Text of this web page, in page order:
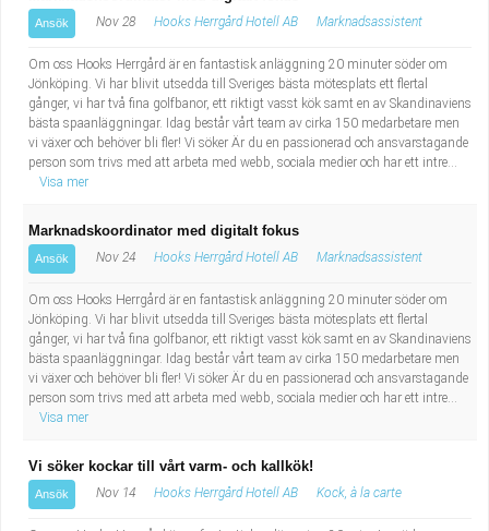
Ansök Nov 28 Hooks Herrgård Hotell AB Marknadsassistent
Om oss Hooks Herrgård är en fantastisk anläggning 20 minuter söder om
Jönköping. Vi har blivit utsedda till Sveriges bästa mötesplats ett flertal
gånger, vi har två fina golfbanor, ett riktigt vasst kök samt en av Skandinaviens
bästa spaanläggningar. Idag består vårt team av cirka 150 medarbetare men
vi växer och behöver bli fler! Vi söker Är du en passionerad och ansvarstagande
person som trivs med att arbeta med webb, sociala medier och har ett intre...
Visa mer
Marknadskoordinator med digitalt fokus
Ansök Nov 24 Hooks Herrgård Hotell AB Marknadsassistent
Om oss Hooks Herrgård är en fantastisk anläggning 20 minuter söder om
Jönköping. Vi har blivit utsedda till Sveriges bästa mötesplats ett flertal
gånger, vi har två fina golfbanor, ett riktigt vasst kök samt en av Skandinaviens
bästa spaanläggningar. Idag består vårt team av cirka 150 medarbetare men
vi växer och behöver bli fler! Vi söker Är du en passionerad och ansvarstagande
person som trivs med att arbeta med webb, sociala medier och har ett intre...
Visa mer
Vi söker kockar till vårt varm- och kallkök!
Ansök Nov 14 Hooks Herrgård Hotell AB Kock, à la carte